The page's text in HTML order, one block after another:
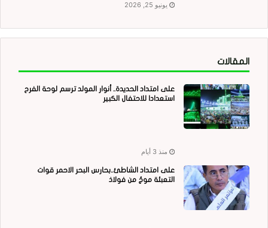
يونيو 25, 2026
المقالات
على امتداد الحديدة.. أنوار المولد ترسم لوحة الفرح
استعدادا للاحتفال الكبير
منذ 3 أيام
على امتداد الشاطئ..بحارس البحر الاحمر قوات
التعبئة موجٌ من فولاذ